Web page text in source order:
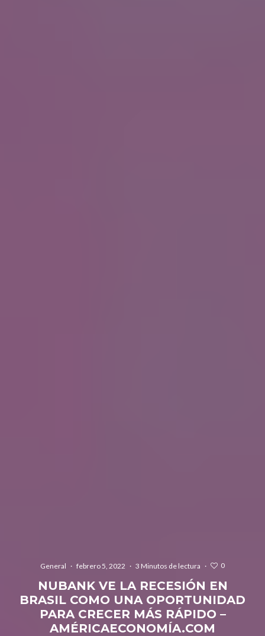
General · febrero 5, 2022 · 3 Minutos de lectura · 0
NUBANK VE LA RECESIÓN EN
BRASIL COMO UNA OPORTUNIDAD
PARA CRECER MÁS RÁPIDO –
AMÉRICAECONOMÍA.COM